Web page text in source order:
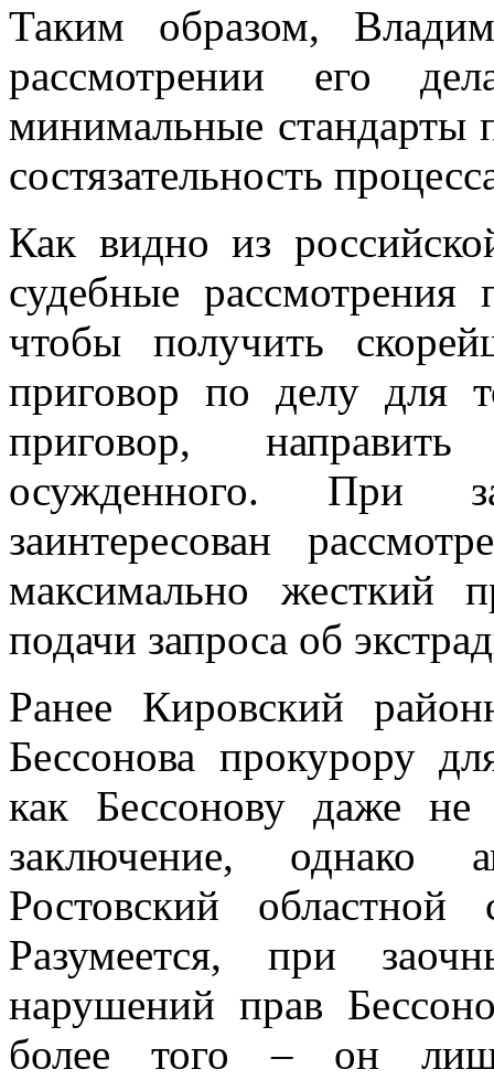
Таким образом,
рассмотрении его
минимальные стандарты
состязательность
Как видно из
судебные рассмотрения
чтобы получить
приговор по делу для
приговор,
осужденного. При
заинтересован
максимально жесткий
подачи запроса об
Ранее Кировский
Бессонова прокурору
как Бессонову даже не
заключение, однако
Ростовский
Разумеется, при
нарушений прав
более того – он